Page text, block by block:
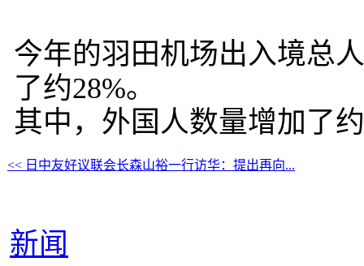
今年的羽田机场出入境总
了约28%。
其中，外国人数量增加了
<< 日中友好议联会长森山裕一行访华：提出再向...
新闻